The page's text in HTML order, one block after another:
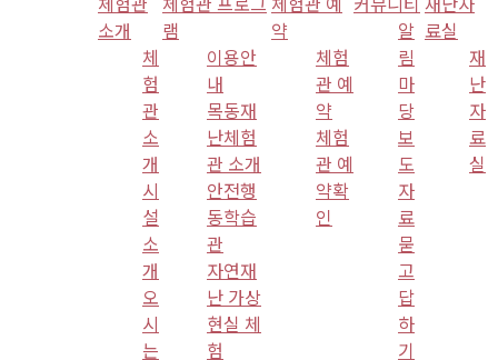
소개
체
험
관
소
개
시
설
소
개
오
시
는
램
이용안
내
목동재
난체험
관 소개
안전행
동학습
관
자연재
난 가상
현실 체
험
약
체험
관 예
약
체험
관 예
약확
인
알
림
마
당
보
도
자
료
묻
고
답
하
기
료실
재
난
자
료
실